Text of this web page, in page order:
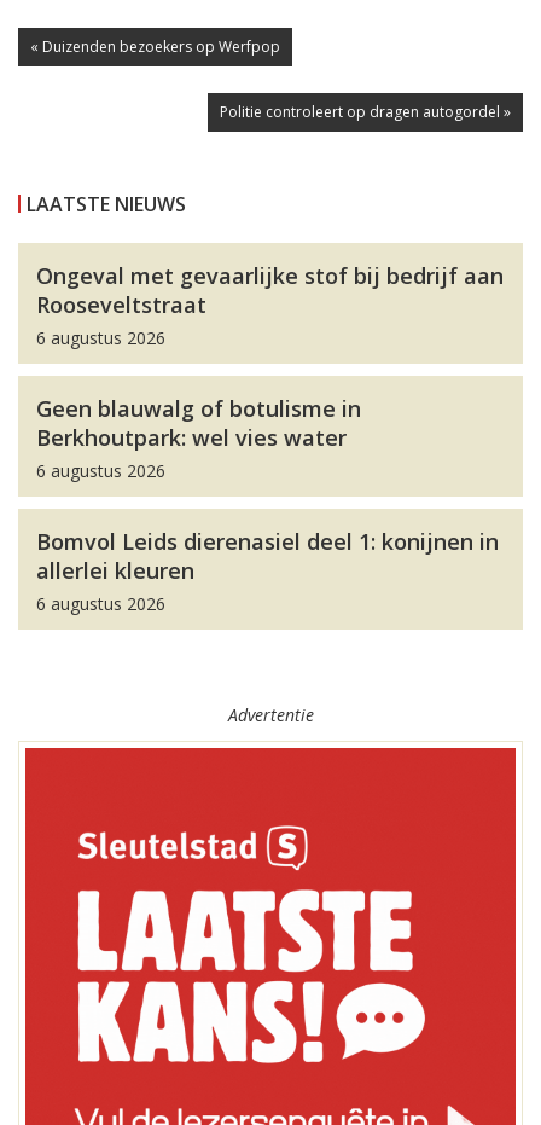
« Duizenden bezoekers op Werfpop
Politie controleert op dragen autogordel »
LAATSTE NIEUWS
Ongeval met gevaarlijke stof bij bedrijf aan
Rooseveltstraat
6 augustus 2026
Geen blauwalg of botulisme in
Berkhoutpark: wel vies water
6 augustus 2026
Bomvol Leids dierenasiel deel 1: konijnen in
allerlei kleuren
6 augustus 2026
Advertentie